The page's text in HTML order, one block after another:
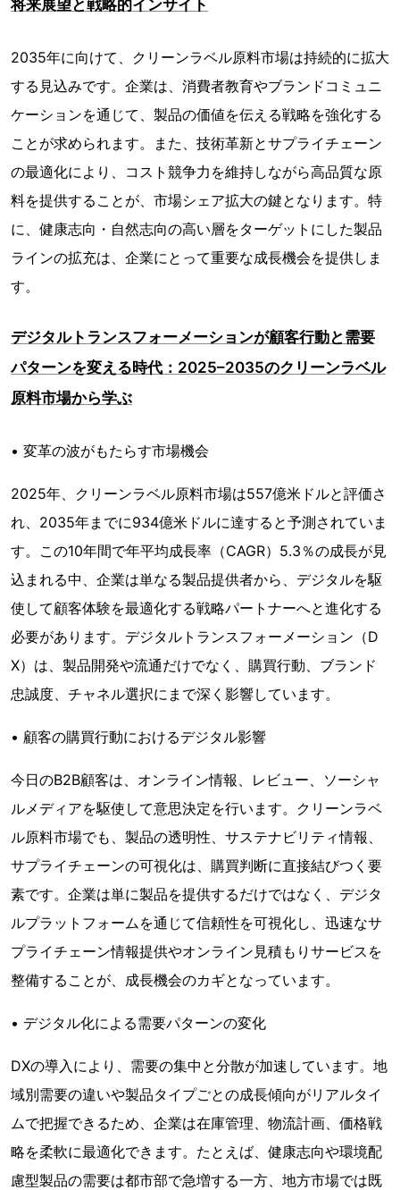
将来展望と戦略的インサイト
2035年に向けて、クリーンラベル原料市場は持続的に拡大
する見込みです。企業は、消費者教育やブランドコミュニ
ケーションを通じて、製品の価値を伝える戦略を強化する
ことが求められます。また、技術革新とサプライチェーン
の最適化により、コスト競争力を維持しながら高品質な原
料を提供することが、市場シェア拡大の鍵となります。特
に、健康志向・自然志向の高い層をターゲットにした製品
ラインの拡充は、企業にとって重要な成長機会を提供しま
す。
デジタルトランスフォーメーションが顧客行動と需要
パターンを変える時代：2025–2035のクリーンラベル
原料市場から学ぶ
• 変革の波がもたらす市場機会
2025年、クリーンラベル原料市場は557億米ドルと評価さ
れ、2035年までに934億米ドルに達すると予測されていま
す。この10年間で年平均成長率（CAGR）5.3％の成長が見
込まれる中、企業は単なる製品提供者から、デジタルを駆
使して顧客体験を最適化する戦略パートナーへと進化する
必要があります。デジタルトランスフォーメーション（D
X）は、製品開発や流通だけでなく、購買行動、ブランド
忠誠度、チャネル選択にまで深く影響しています。
• 顧客の購買行動におけるデジタル影響
今日のB2B顧客は、オンライン情報、レビュー、ソーシャ
ルメディアを駆使して意思決定を行います。クリーンラベ
ル原料市場でも、製品の透明性、サステナビリティ情報、
サプライチェーンの可視化は、購買判断に直接結びつく要
素です。企業は単に製品を提供するだけではなく、デジタ
ルプラットフォームを通じて信頼性を可視化し、迅速なサ
プライチェーン情報提供やオンライン見積もりサービスを
整備することが、成長機会のカギとなっています。
• デジタル化による需要パターンの変化
DXの導入により、需要の集中と分散が加速しています。地
域別需要の違いや製品タイプごとの成長傾向がリアルタイ
ムで把握できるため、企業は在庫管理、物流計画、価格戦
略を柔軟に最適化できます。たとえば、健康志向や環境配
慮型製品の需要は都市部で急増する一方、地方市場では既